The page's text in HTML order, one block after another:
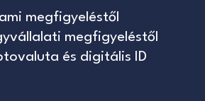
megfigyeléstől
megfigyeléstől
és digitális ID